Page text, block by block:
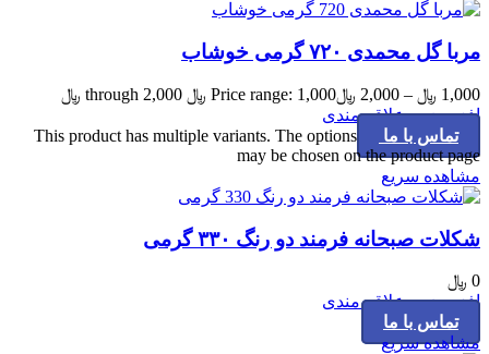
مربا گل محمدی ۷۲۰ گرمی خوشاب
1,000 ﷼ –
2,000 ﷼Price range: 1,000 ﷼ through 2,000 ﷼
افزودن به علاقه مندی
تماس با ما
This product has multiple variants. The options
may be chosen on the product page
مشاهده سریع
شکلات صبحانه فرمند دو رنگ ۳۳۰ گرمی
0 ﷼
افزودن به علاقه مندی
تماس با ما
مشاهده سریع